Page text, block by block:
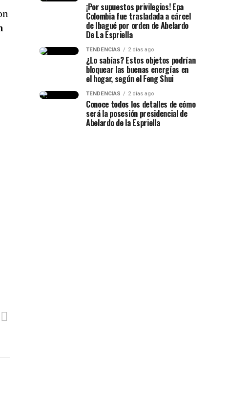
¡Por supuestos privilegios! Epa
Colombia fue trasladada a cárcel
de Ibagué por orden de Abelardo
De La Espriella
TENDENCIAS 2 días ago
¿Lo sabías? Estos objetos podrían
bloquear las buenas energías en
el hogar, según el Feng Shui
TENDENCIAS 2 días ago
Conoce todos los detalles de cómo
será la posesión presidencial de
Abelardo de la Espriella